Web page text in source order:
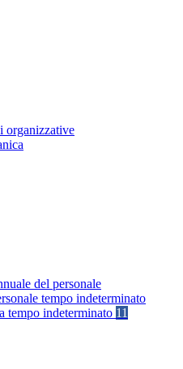
organizzative
del personale
tempo indeterminato
tempo indeterminato 11